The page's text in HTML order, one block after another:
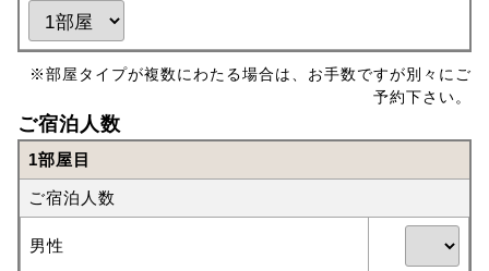
※部屋タイプが複数にわたる場合は、お手数ですが別々にご
予約下さい。
ご宿泊人数
1部屋目
ご宿泊人数
男性